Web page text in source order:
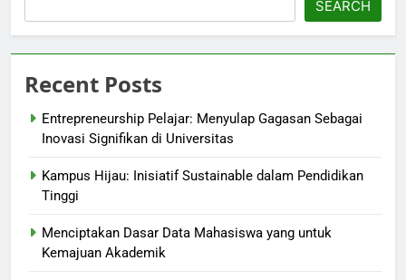
SEARCH
Recent Posts
Entrepreneurship Pelajar: Menyulap Gagasan Sebagai
Inovasi Signifikan di Universitas
Kampus Hijau: Inisiatif Sustainable dalam Pendidikan
Tinggi
Menciptakan Dasar Data Mahasiswa yang untuk
Kemajuan Akademik